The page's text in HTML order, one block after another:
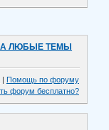
ЛЮБЫЕ ТЕМЫ
| Помощь по форуму